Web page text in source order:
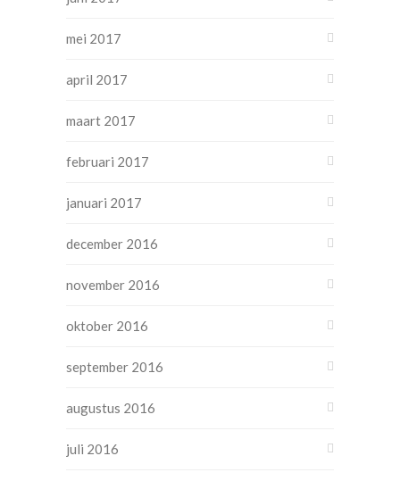
mei 2017
april 2017
maart 2017
februari 2017
januari 2017
december 2016
november 2016
oktober 2016
september 2016
augustus 2016
juli 2016